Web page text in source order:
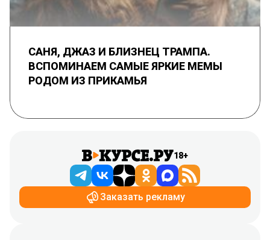
САНЯ, ДЖАЗ И БЛИЗНЕЦ ТРАМПА.
ВСПОМИНАЕМ САМЫЕ ЯРКИЕ МЕМЫ
РОДОМ ИЗ ПРИКАМЬЯ
18+
Заказать рекламу